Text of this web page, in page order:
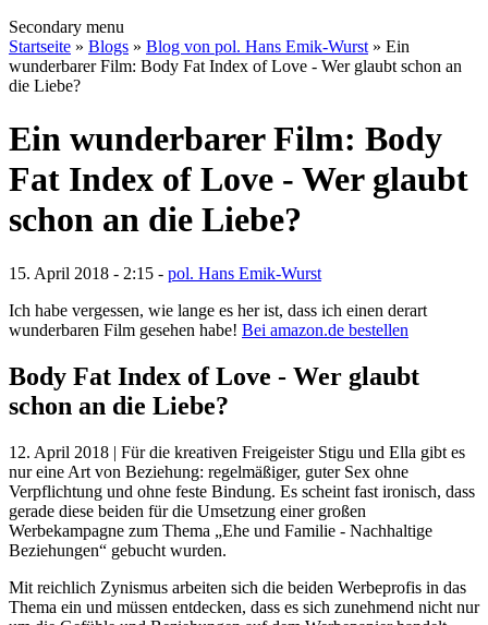
Secondary menu
Startseite » Blogs » Blog von pol. Hans Emik-Wurst » Ein
wunderbarer Film: Body Fat Index of Love - Wer glaubt schon an
die Liebe?
Ein wunderbarer Film: Body
Fat Index of Love - Wer glaubt
schon an die Liebe?
15. April 2018 - 2:15 - pol. Hans Emik-Wurst
Ich habe vergessen, wie lange es her ist, dass ich einen derart
wunderbaren Film gesehen habe! Bei amazon.de bestellen
Body Fat Index of Love - Wer glaubt
schon an die Liebe?
12. April 2018 | Für die kreativen Freigeister Stigu und Ella gibt es
nur eine Art von Beziehung: regelmäßiger, guter Sex ohne
Verpflichtung und ohne feste Bindung. Es scheint fast ironisch, dass
gerade diese beiden für die Umsetzung einer großen
Werbekampagne zum Thema „Ehe und Familie - Nachhaltige
Beziehungen“ gebucht wurden.
Mit reichlich Zynismus arbeiten sich die beiden Werbeprofis in das
Thema ein und müssen entdecken, dass es sich zunehmend nicht nur